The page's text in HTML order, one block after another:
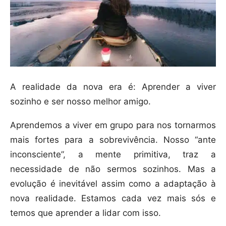
A realidade da nova era é: Aprender a viver
sozinho e ser nosso melhor amigo.
Aprendemos a viver em grupo para nos tornarmos
mais fortes para a sobrevivência. Nosso “ante
inconsciente”, a mente primitiva, traz a
necessidade de não sermos sozinhos. Mas a
evolução é inevitável assim como a adaptação à
nova realidade. Estamos cada vez mais sós e
temos que aprender a lidar com isso.